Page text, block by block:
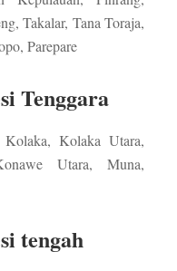
Takalar, Tana Toraja,
Parepare
Tenggara
Kolaka Utara,
Utara, Muna,
tengah